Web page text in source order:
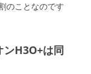
のことなのです
ンH3O+は同